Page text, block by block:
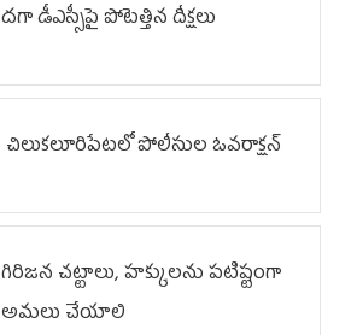
దగా డీఎస్సీపై పోటెత్తిన దీక్షలు
చిలుక‌లూరిపేట‌లో పోలీసుల ఓవ‌రాక్ష‌న్‌
గిరిజన చట్టాలు, హక్కులను పటిష్టంగా
అమలు చేయాలి